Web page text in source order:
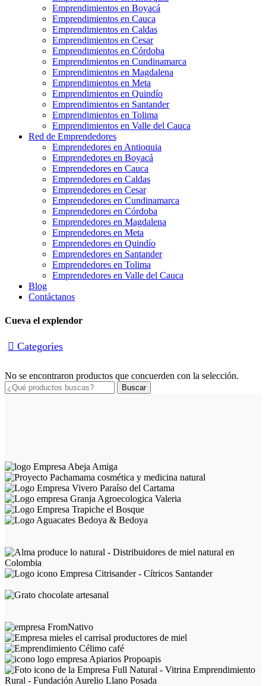
Emprendimientos en Boyacá
Emprendimientos en Cauca
Emprendimientos en Caldas
Emprendimientos en Cesar
Emprendimientos en Córdoba
Emprendimientos en Cundinamarca
Emprendimientos en Magdalena
Emprendimientos en Meta
Emprendimientos en Quindío
Emprendimientos en Santander
Emprendimientos en Tolima
Emprendimientos en Valle del Cauca
Red de Emprendedores
Emprendedores en Antioquia
Emprendedores en Boyacá
Emprendedores en Cauca
Emprendedores en Caldas
Emprendedores en Cesar
Emprendedores en Cundinamarca
Emprendedores en Córdoba
Emprendedores en Magdalena
Emprendedores en Meta
Emprendedores en Quindío
Emprendedores en Santander
Emprendedores en Tolima
Emprendedores en Valle del Cauca
Blog
Contáctanos
Cueva el explendor
Categories
No se encontraron productos que concuerden con la selección.
Buscar